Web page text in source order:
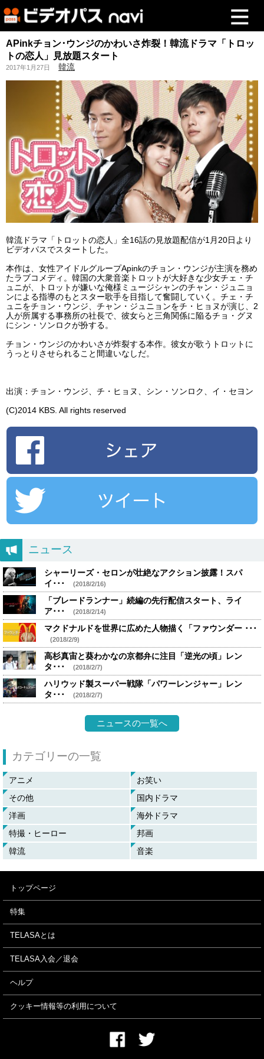
APinkチョン･ウンジのかわいさ炸裂！韓流ドラマ「トロッ
トの恋人」見放題スタート
2017年1月27日 韓流
韓流ドラマ「トロットの恋人」全16話の見放題配信が1月20日より
ビデオパスでスタートした。
本作は、女性アイドルグループApinkのチョン・ウンジが主演を務め
たラブコメディ。韓国の大衆音楽トロットが大好きな少女チェ・チ
ュニが、トロットが嫌いな俺様ミュージシャンのチャン・ジュニョ
ンによる指導のもとスター歌手を目指して奮闘していく。チェ・チ
ュニをチョン・ウンジ、チャン・ジュニョンをチ・ヒョヌが演じ、2
人が所属する事務所の社長で、彼女らと三角関係に陥るチョ・グヌ
にシン・ソンロクが扮する。
チョン・ウンジのかわいさが炸裂する本作。彼女が歌うトロットに
うっとりさせられること間違いなしだ。
出演：チョン・ウンジ、チ・ヒョヌ、シン・ソンロク、イ・セヨン
(C)2014 KBS. All rights reserved
ニュース
シャーリーズ・セロンが壮絶なアクション披露！スパ
イ･･･
(2018/2/16)
「ブレードランナー」続編の先行配信スタート、ライ
ア･･･
(2018/2/14)
マクドナルドを世界に広めた人物描く「ファウンダー ･･･
(2018/2/9)
高杉真宙と葵わかなの京都弁に注目「逆光の頃」レン
タ･･･
(2018/2/7)
ハリウッド製スーパー戦隊「パワーレンジャー」レン
タ･･･
(2018/2/7)
ニュースの一覧へ
カテゴリーの一覧
アニメ
お笑い
その他
国内ドラマ
洋画
海外ドラマ
特撮・ヒーロー
邦画
韓流
音楽
トップページ
特集
TELASAとは
TELASA入会／退会
ヘルプ
クッキー情報等の利用について